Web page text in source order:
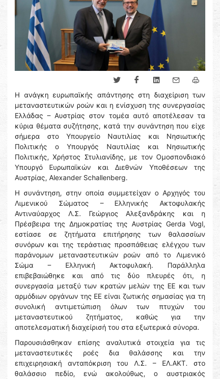
Η ανάγκη ευρωπαϊκής απάντησης στη διαχείριση των
μεταναστευτικών ροών και η ενίσχυση της συνεργασίας
Ελλάδας – Αυστρίας στον τομέα αυτό αποτέλεσαν τα
κύρια θέματα συζήτησης, κατά την συνάντηση που είχε
σήμερα στο Υπουργείο Ναυτιλίας και Νησιωτικής
Πολιτικής ο Υπουργός Ναυτιλίας και Νησιωτικής
Πολιτικής, Χρήστος Στυλιανίδης, με τον Ομοσπονδιακό
Υπουργό Ευρωπαϊκών και Διεθνών Υποθέσεων της
Αυστρίας, Alexander Schallenberg.
Η συνάντηση, στην οποία συμμετείχαν ο Αρχηγός του
Λιμενικού Σώματος – Ελληνικής Ακτοφυλακής
Αντιναύαρχος Λ.Σ. Γεώργιος Αλεξανδράκης και η
Πρέσβειρα της Δημοκρατίας της Αυστρίας Gerda Vogl,
εστίασε σε ζητήματα επιτήρησης των θαλασσίων
συνόρων και της τεράστιας προσπάθειας ελέγχου των
παράνομων μεταναστευτικών ροών από το Λιμενικό
Σώμα – Ελληνική Ακτοφυλακή. Παράλληλα
επιβεβαιώθηκε και από τις δύο πλευρές ότι, η
συνεργασία μεταξύ των κρατών μελών της ΕΕ και των
αρμόδιων οργάνων της ΕΕ είναι ζωτικής σημασίας για τη
συνολική αντιμετώπιση όλων των πτυχών του
μεταναστευτικού ζητήματος, καθώς για την
αποτελεσματική διαχείρισή του στα εξωτερικά σύνορα.
Παρουσιάσθηκαν επίσης αναλυτικά στοιχεία για τις
μεταναστευτικές ροές δια θαλάσσης και την
επιχειρησιακή ανταπόκριση του Λ.Σ. – ΕΛ.ΑΚΤ. στο
θαλάσσιο πεδίο, ενώ ακολούθως, ο αυστριακός